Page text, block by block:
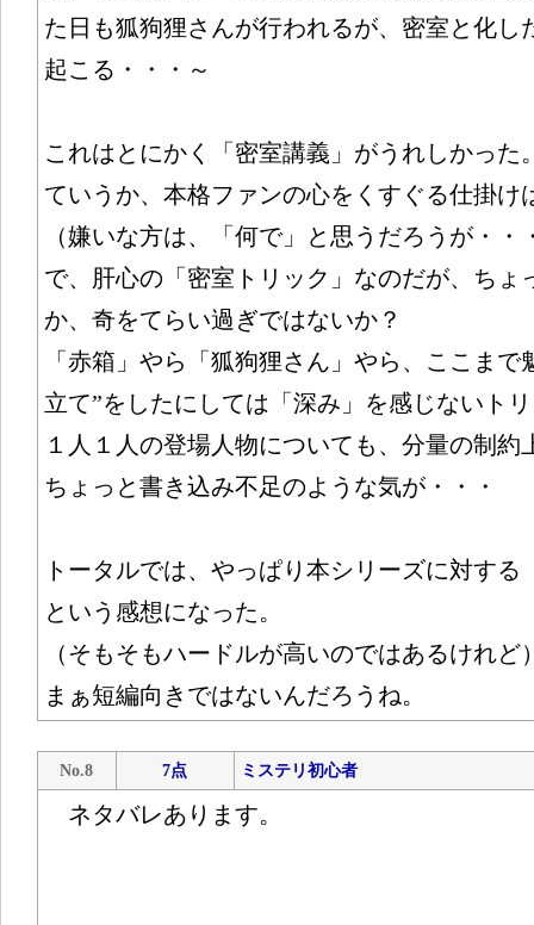
た日も狐狗狸さんが行われるが、密室と化し
起こる・・・～
これはとにかく「密室講義」がうれしかった
ていうか、本格ファンの心をくすぐる仕掛け
（嫌いな方は、「何で」と思うだろうが・・
で、肝心の「密室トリック」なのだが、ちょ
か、奇をてらい過ぎではないか？
「赤箱」やら「狐狗狸さん」やら、ここま
立て”をしたにしては「深み」を感じないト
１人１人の登場人物についても、分量の制約
ちょっと書き込み不足のような気が・・・
トータルでは、やっぱり本シリーズに対す
という感想になった。
（そもそもハードルが高いのではあるけれど
まぁ短編向きではないんだろうね。
No.8 7点 ミステリ初心者
ネタバレあります。